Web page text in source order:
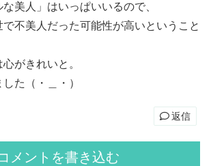
美人」はいっぱいいるので、
不美人だった可能性が高いということ
がきれいと。
た（・＿・）
返信
メントを書き込む